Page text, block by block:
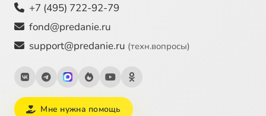
+7 (495) 722-92-79
fond@predanie.ru
support@predanie.ru (техн.вопросы)
Мне нужна помощь